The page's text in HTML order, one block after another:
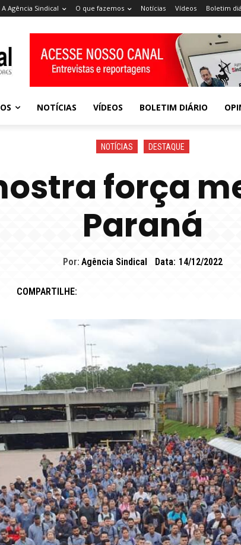
A Agência Sindical O que fazemos Notícias Vídeos Boletim
NOTÍCIAS VÍDEOS BOLETIM DIÁRIO
NOTÍCIAS DESTAQUE
força
Paraná
Por: Agência Sindical Data: 14/12/2022
COMPARTILHE: